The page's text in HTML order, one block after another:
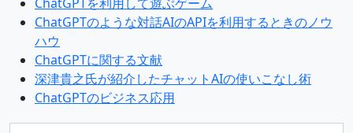
ChatGPTのような対話AIのAPIを利用するときのノウ
ハウ
ChatGPTに関する文献
深津貴之氏が紹介したチャットAIの使いこなし術
ChatGPTのビジネス応用